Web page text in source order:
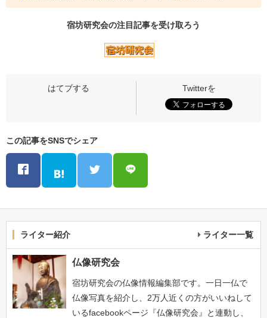
宿坊研究会の注目記事を受け取ろう
この記事をSNSでシェア
ライター紹介 ライター一覧
仏像研究会
宿坊研究会の仏像情報編集部です。一日一仏で
仏像写真を紹介し、2万人近くの方がいいねして
いるfacebookページ『仏像研究会』と連動し、